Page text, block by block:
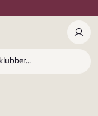
Log